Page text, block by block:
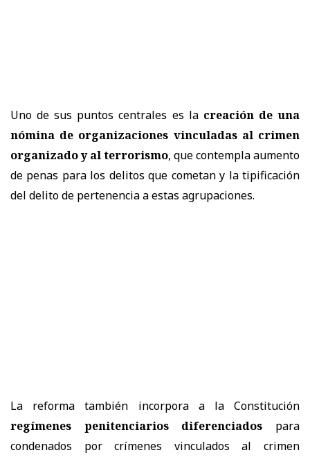
Uno de sus puntos centrales es la creación de una
nómina de organizaciones vinculadas al crimen
organizado y al terrorismo, que contempla aumento
de penas para los delitos que cometan y la tipificación
del delito de pertenencia a estas agrupaciones.
La reforma también incorpora a la Constitución
regímenes penitenciarios diferenciados para
condenados por crímenes vinculados al crimen